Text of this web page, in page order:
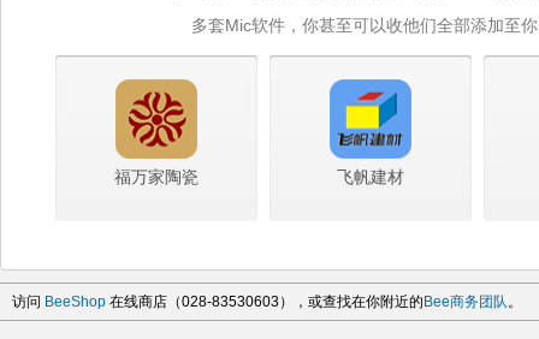
多套Mic软件，你甚至可以收他们全部添加至
福万家陶瓷 飞帆建材
访问 BeeShop 在线商店（028-83530603），或查找在你附近的 Bee商务团队。